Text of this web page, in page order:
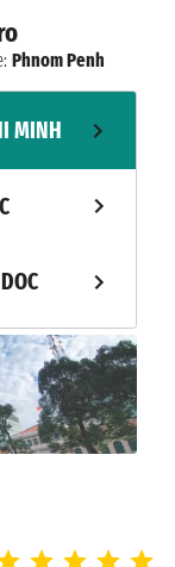
Phnom Penh
MINH
PENH